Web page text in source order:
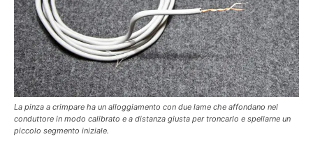
La pinza a crimpare ha un alloggiamento con due lame che affondano nel
conduttore in modo calibrato e a distanza giusta per troncarlo e spellarne un
piccolo segmento iniziale.